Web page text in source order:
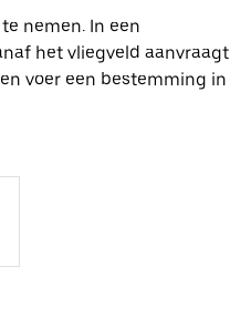
nemen. In een
het vliegveld aanvraagt
voer een bestemming in